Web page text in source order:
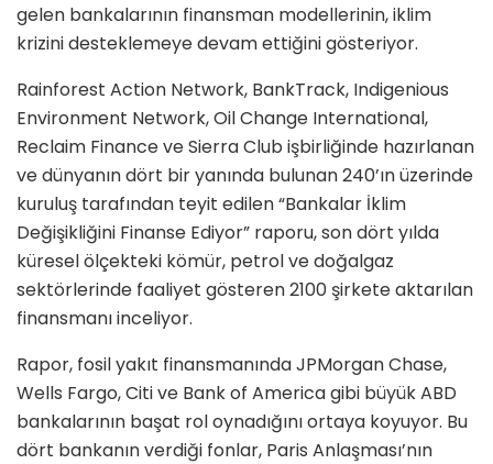
gelen bankalarının finansman modellerinin, iklim
krizini desteklemeye devam ettiğini gösteriyor.
Rainforest Action Network, BankTrack, Indigenious
Environment Network, Oil Change International,
Reclaim Finance ve Sierra Club işbirliğinde hazırlanan
ve dünyanın dört bir yanında bulunan 240’ın üzerinde
kuruluş tarafından teyit edilen “Bankalar İklim
Değişikliğini Finanse Ediyor” raporu, son dört yılda
küresel ölçekteki kömür, petrol ve doğalgaz
sektörlerinde faaliyet gösteren 2100 şirkete aktarılan
finansmanı inceliyor.
Rapor, fosil yakıt finansmanında JPMorgan Chase,
Wells Fargo, Citi ve Bank of America gibi büyük ABD
bankalarının başat rol oynadığını ortaya koyuyor. Bu
dört bankanın verdiği fonlar, Paris Anlaşması’nın